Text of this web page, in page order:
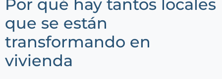
Por qué hay tantos locales
que se están
transformando en
vivienda